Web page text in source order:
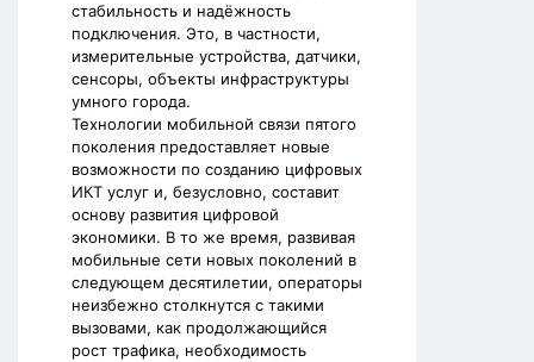
стабильность и надёжность
подключения. Это, в частности,
измерительные устройства, датчики,
сенсоры, объекты инфраструктуры
умного города.
Технологии мобильной связи пятого
поколения предоставляет новые
возможности по созданию цифровых
ИКТ услуг и, безусловно, составит
основу развития цифровой
экономики. В то же время, развивая
мобильные сети новых поколений в
следующем десятилетии, операторы
неизбежно столкнутся с такими
вызовами, как продолжающийся
рост трафика, необходимость